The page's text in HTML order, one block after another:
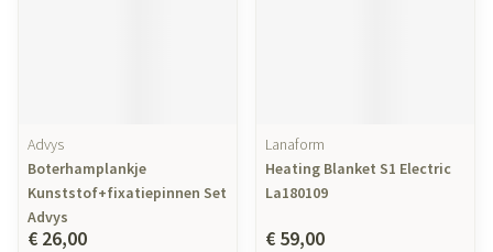
Advys
Boterhamplankje
Kunststof+fixatiepinnen Set
Advys
€ 26,00
Lanaform
Heating Blanket S1 Electric
La180109
€ 59,00